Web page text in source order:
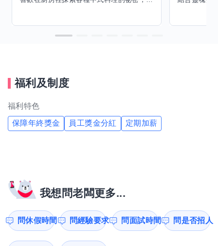
福利及制度
福利特色
保障年終獎金 員工獎金分紅 定期加薪
我想問老闆更多...
問休假時間 問經驗要求 問面試時間 問是否招人